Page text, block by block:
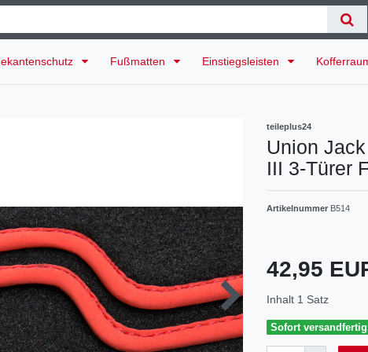
Fußmatten Einstiegsleisten
teileplus24
Union
III 3-Türer
Artikelnummer B514
42,95
Inhalt 1 Satz
Sofort